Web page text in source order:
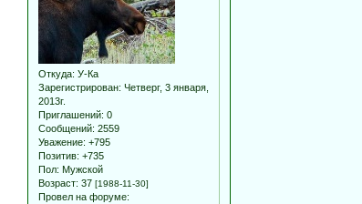
Откуда: У-Ка
Зарегистрирован: Четверг, 3 января,
2013г.
Приглашений: 0
Сообщений: 2559
Уважение: +795
Позитив: +735
Пол: Мужской
Возраст: 37 [1988-11-30]
Провел на форуме: